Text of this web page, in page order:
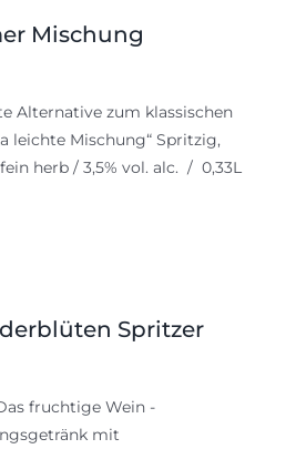
Mischung
Alternative zum klassischen
leichte Mischung“ Spritzig,
herb / 3,5% vol. alc. / 0,33L
Spritzer
fruchtige Wein -
mit